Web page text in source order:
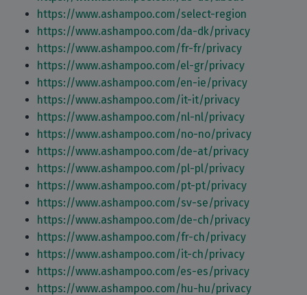
https://www.ashampoo.com/select-region
https://www.ashampoo.com/da-dk/privacy
https://www.ashampoo.com/fr-fr/privacy
https://www.ashampoo.com/el-gr/privacy
https://www.ashampoo.com/en-ie/privacy
https://www.ashampoo.com/it-it/privacy
https://www.ashampoo.com/nl-nl/privacy
https://www.ashampoo.com/no-no/privacy
https://www.ashampoo.com/de-at/privacy
https://www.ashampoo.com/pl-pl/privacy
https://www.ashampoo.com/pt-pt/privacy
https://www.ashampoo.com/sv-se/privacy
https://www.ashampoo.com/de-ch/privacy
https://www.ashampoo.com/fr-ch/privacy
https://www.ashampoo.com/it-ch/privacy
https://www.ashampoo.com/es-es/privacy
https://www.ashampoo.com/hu-hu/privacy